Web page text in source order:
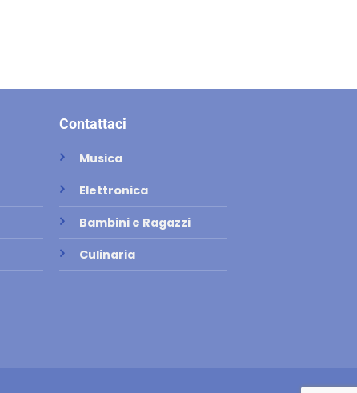
Contattaci
Musica
Elettronica
Bambini e Ragazzi
Culinaria